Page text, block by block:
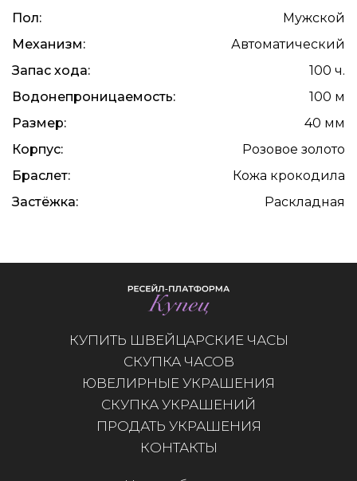
Пол:
Мужской
Механизм:
Автоматический
Запас хода:
100 ч.
Водонепроницаемость:
100 м
Размер:
40 мм
Корпус:
Розовое золото
Браслет:
Кожа крокодила
Застёжка:
Раскладная
КУПИТЬ ШВЕЙЦАРСКИЕ ЧАСЫ
СКУПКА ЧАСОВ
ЮВЕЛИРНЫЕ УКРАШЕНИЯ
СКУПКА УКРАШЕНИЙ
ПРОДАТЬ УКРАШЕНИЯ
КОНТАКТЫ